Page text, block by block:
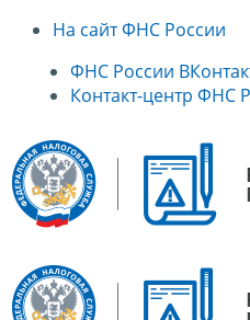
На сайт ФНС России
ФНС России
Контакт-центр ФНС